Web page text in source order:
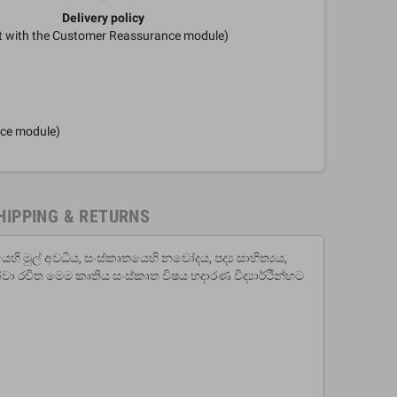
Delivery policy
with the Customer Reassurance module)
module)
& RETURNS
මුල් අවධිය, සංස්කෘතයෙහි නවෝදය, පද්‍ය සාහිත්‍යය,
රචිත මෙම කෘතිය සංස්කෘත විෂය හදාරණ විද්‍යාර්ථීන්හට